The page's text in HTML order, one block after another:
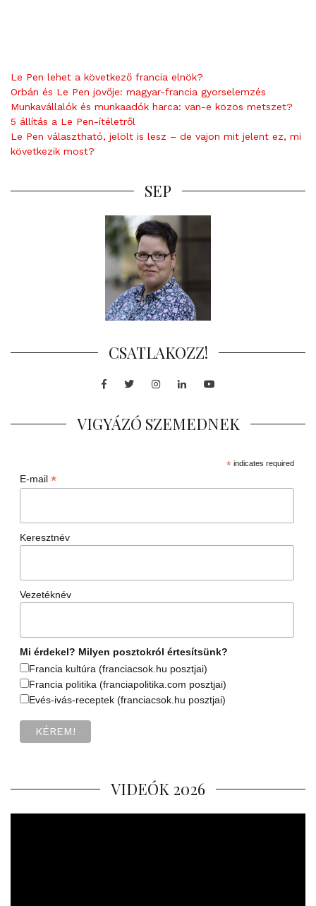
Le Pen lehet a következő francia elnök?
Orbán és Le Pen jövője: magyar-francia gyorselemzés
Munkavállalók és munkaadók harca: van-e közös metszet?
5 állítás a Le Pen-ítéletről
Le Pen választható, jelölt is lesz – de vajon mit jelent ez, mi
következik most?
SEP
CSATLAKOZZ!
Facebook
TwitterInstagram
LinkedInYoutube
VIGYÁZÓ SZEMEDNEK
*indicates required
E-mail *
Keresztnév
Vezetéknév
Mi érdekel? Milyen posztokról értesítsünk?
Francia kultúra (franciacsok.hu posztjai)
Francia politika (franciapolitika.com posztjai)
Evés-ivás-receptek (franciacsok.hu posztjai)
VIDEÓK 2026